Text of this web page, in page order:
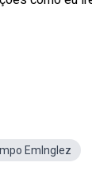
EmInglez